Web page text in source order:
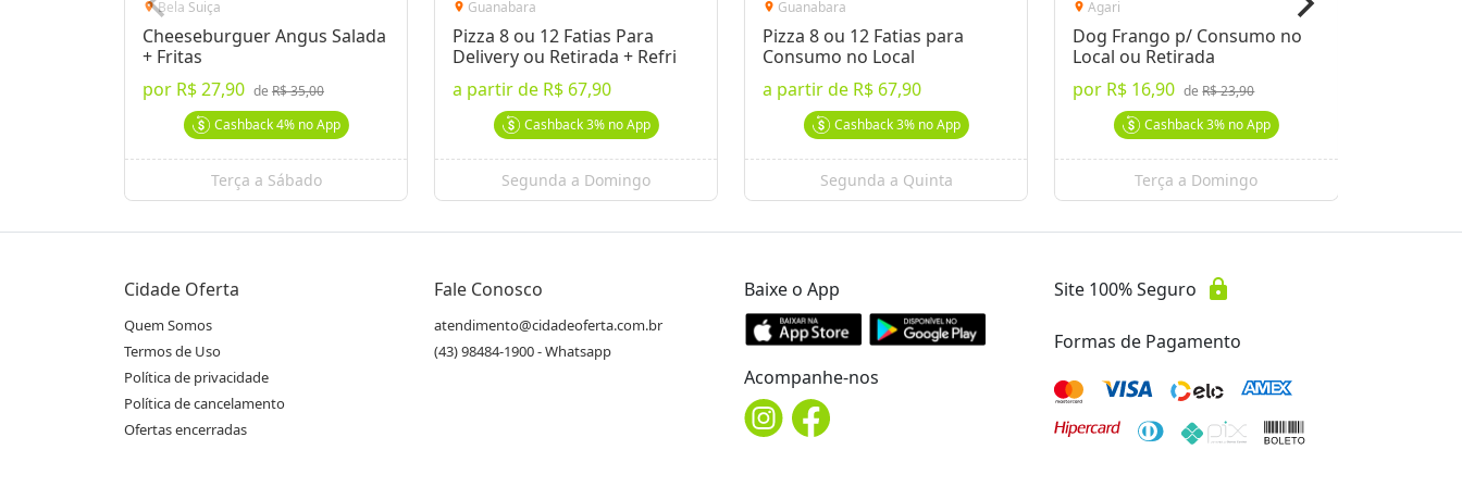
location_onBela Suiça
Cheeseburguer Angus Salada
+ Fritas
por R$ 27,90 de R$ 35,00
Cashback4%no App
Terça a Sábado
location_on Guanabara
Pizza 8 ou 12 Fatias Para
Delivery ou Retirada + Refri
a partir de R$ 67,90
Cashback3%no App
Segunda a Domingo
location_on Guanabara
Pizza 8 ou 12 Fatias para
Consumo no Local
a partir de R$ 67,90
Cashback3%no App
Segunda a Quinta
location_on Agari
Dog Frango p/ Consumo no
Local ou Retirada
por R$ 16,90 deR$ 23,90
Cashback3%no App
Terça a Domingo
Cidade Oferta
Quem Somos
Termos de Uso
Política de privacidade
Política de cancelamento
Ofertas encerradas
Fale Conosco
atendimento@cidadeoferta.com.br
(43) 98484-1900 - Whatsapp
Baixe o App
Acompanhe-nos
Site 100% Seguro lock
Formas de Pagamento